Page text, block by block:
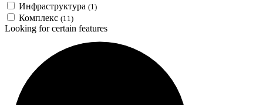
Инфраструктура (1)
Комплекс (11)
Looking for certain features